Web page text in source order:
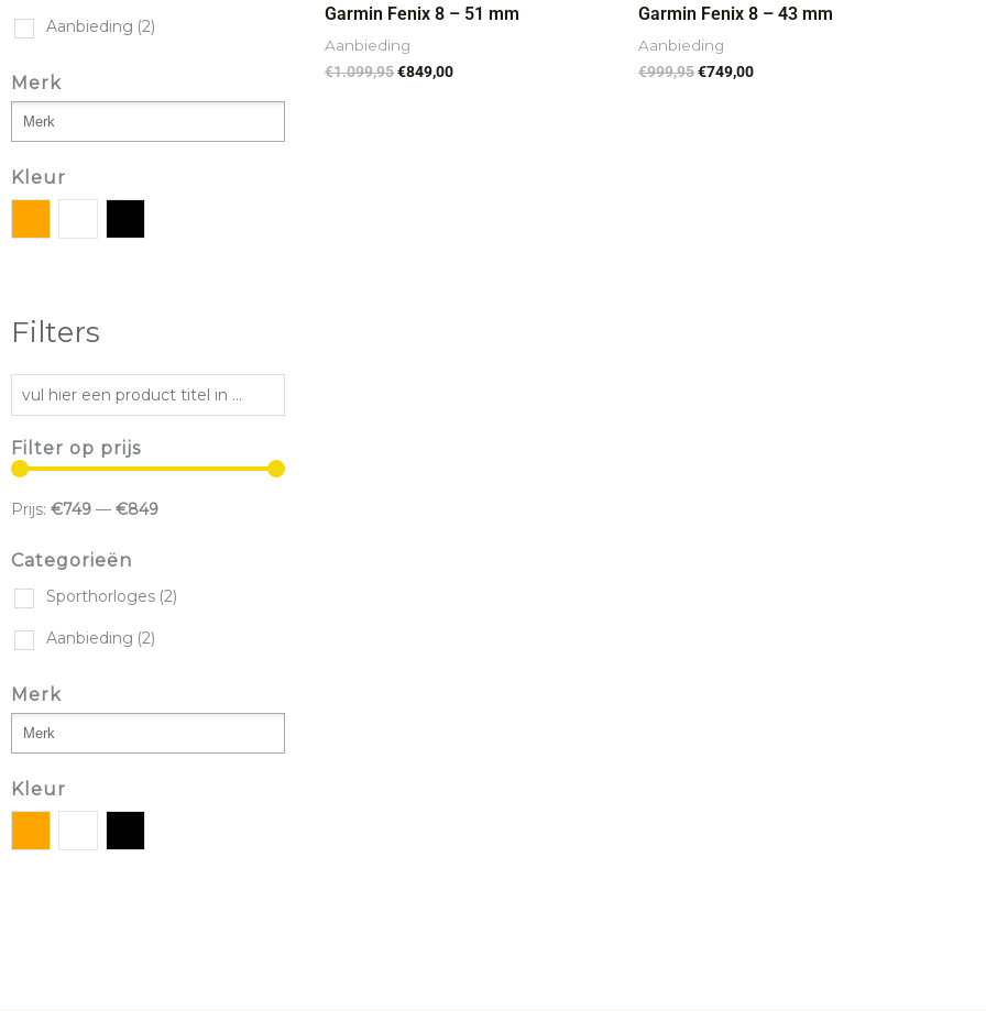
Aanbieding (2)
Merk
Kleur
Filters
Filter op prijs
Prijs: €749 — €849
Categorieën
Sporthorloges (2)
Aanbieding (2)
Merk
Kleur
Garmin Fenix 8 – 51 mm
Aanbieding
€1.099,95€849,00
Garmin Fenix 8 – 43 mm
Aanbieding
€999,95€749,00